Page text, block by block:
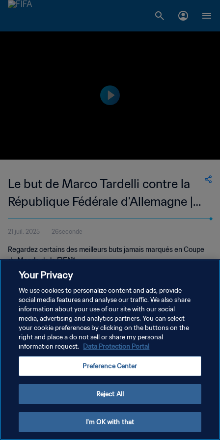
Le but de Marco Tardelli contre la
République Fédérale d'Allemagne |
Buts classiques
21 juil. 2025 26seconde
Regardez certains des meilleurs buts jamais marqués en Coupe
du Monde de la FIFA™.
POLITIQUE DE CONFIDENTIALITÉ
CONDITIONS D'UTILISATION
GÉRER VOS PRÉFÉRENCES SUR LES COOKIES
Your Privacy
We use cookies to personalize content and ads, provide
social media features and analyse our traffic. We also share
information about your use of our site with our social
media, advertising and analytics partners. You can select
your cookie preferences by clicking on the buttons on the
right and place a do not sell or share my personal
information request. Data Protection Portal
Preference Center
Reject All
I'm OK with that